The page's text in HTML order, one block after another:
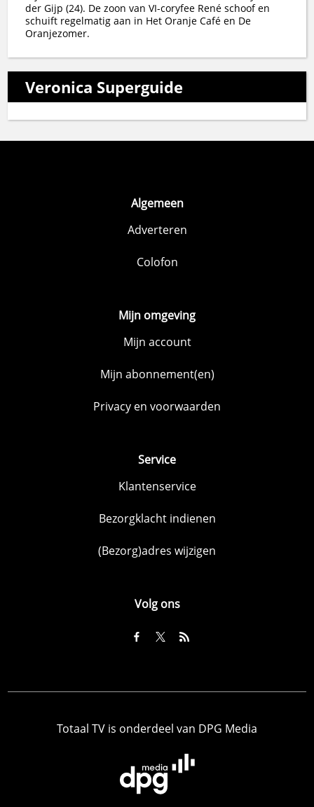
der Gijp (24). De zoon van VI-coryfee René schoof en
schuift regelmatig aan in Het Oranje Café en De
Oranjezomer.
Veronica Superguide
Algemeen
Adverteren
Colofon
Mijn omgeving
Mijn account
Mijn abonnement(en)
Privacy en voorwaarden
Service
Klantenservice
Bezorgklacht indienen
(Bezorg)adres wijzigen
Volg ons
Totaal TV is onderdeel van DPG Media